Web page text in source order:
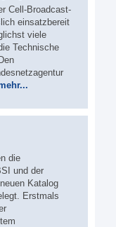
Cell-Broadcast-
einsatzbereit
viele
Technische
die
und der
Katalog
Erstmals